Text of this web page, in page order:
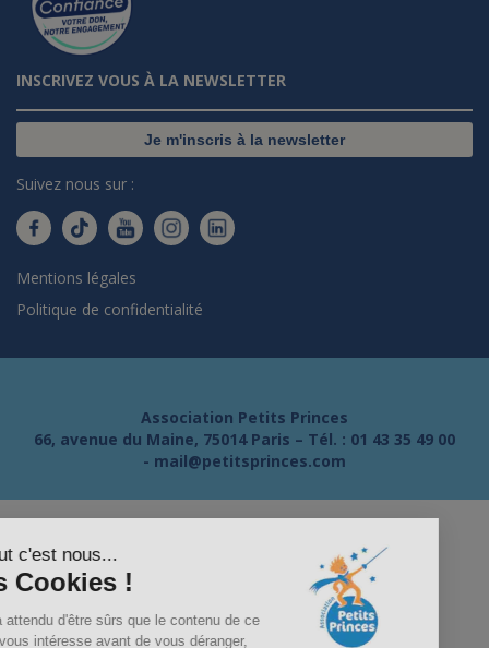
Salut c'est nous...
les Cookies !
On a attendu d'être sûrs que le contenu de ce
site vous intéresse avant de vous déranger,
INSCRIVEZ VOUS À LA NEWSLETTER
Je m'inscris à la newsletter
Suivez nous sur :
Mentions légales
Politique de confidentialité
Association Petits Princes
66, avenue du Maine, 75014 Paris – Tél. : 01 43 35 49 00
- mail@petitsprinces.com